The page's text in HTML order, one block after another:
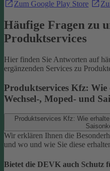
Zum Google Play Store
Häufige Fragen zu
Produktservices
Hier finden Sie Antworten auf
ergänzenden Services zu
Produktservices Kfz:
Wechsel-, Moped- und
Produktservices Kfz: Wie
Wir erklären Ihnen die
und wo und wie Sie diese
Bietet die DEVK auch Schutz